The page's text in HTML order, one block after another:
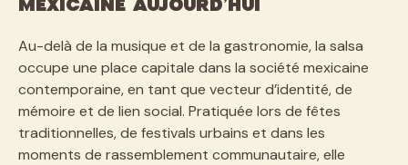
mexicaine aujourd’hui
Au-delà de la musique et de la gastronomie, la salsa
occupe une place capitale dans la société mexicaine
contemporaine, en tant que vecteur d’identité, de
mémoire et de lien social. Pratiquée lors de fêtes
traditionnelles, de festivals urbains et dans les
moments de rassemblement communautaire, elle